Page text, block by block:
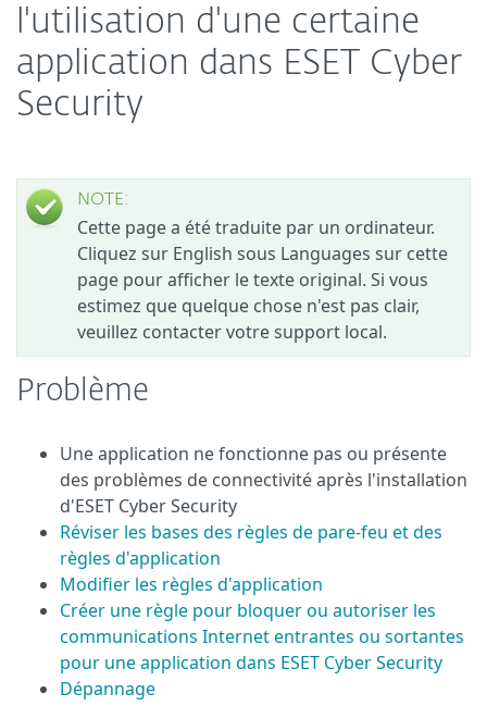
l'utilisation d'une certaine
application dans ESET Cyber
Security
NOTE:
Cette page a été traduite par un ordinateur.
Cliquez sur English sous Languages sur cette
page pour afficher le texte original. Si vous
estimez que quelque chose n'est pas clair,
veuillez contacter votre support local.
Problème
Une application ne fonctionne pas ou présente
des problèmes de connectivité après l'installation
d'ESET Cyber Security
Réviser les bases des règles de pare-feu et des
règles d'application
Modifier les règles d'application
Créer une règle pour bloquer ou autoriser les
communications Internet entrantes ou sortantes
pour une application dans ESET Cyber Security
Dépannage